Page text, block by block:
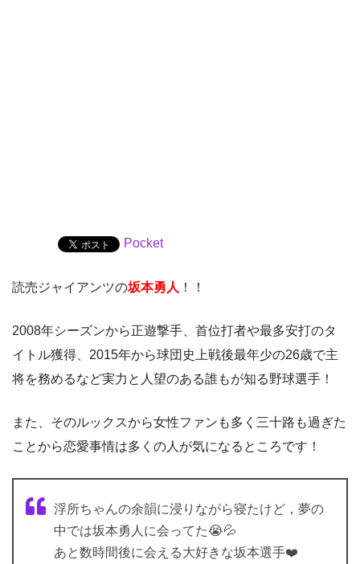
Pocket
読売ジャイアンツの坂本勇人 ！！
2008年シーズンから正遊撃手、首位打者や最多安打のタ
イトル獲得、2015年から球団史上戦後最年少の26歳で主
将を務めるなど実力と人望のある誰もが知る野球選手！
また、そのルックスから女性ファンも多く三十路も過ぎた
ことから恋愛事情は多くの人が気になるところです！
浮所ちゃんの余韻に浸りながら寝たけど，夢の
中では坂本勇人に会ってた😭💦
あと数時間後に会える大好きな坂本選手❤️